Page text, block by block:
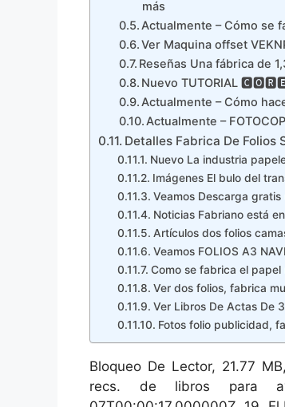
más
Actualmente – Cómo se
Ver Maquina offset
Reseñas Una fábrica de
Nuevo TUTORIAL
Actualmente – Cómo
Actualmente –
Detalles Fabrica De Folios
Nuevo La industria
Imágenes El bulo del
Veamos Descarga
Noticias Fabriano está
Artículos dos folios
Veamos FOLIOS A3
Como se fabrica el
Ver dos folios, fabrica
Ver Libros De Actas De
Fotos folio publicidad,
Bloqueo De Lector, 21.77 MB,
recs. de libros para